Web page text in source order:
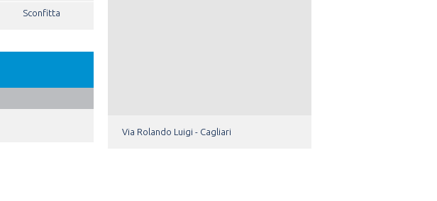
Sconfitta
Via Rolando Luigi - Cagliari